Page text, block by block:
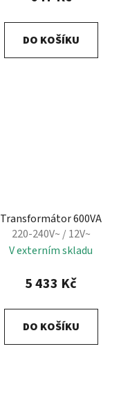
DO KOŠÍKU
Transformátor 600VA
220-240V~ / 12V~
V externím skladu
5 433 Kč
DO KOŠÍKU